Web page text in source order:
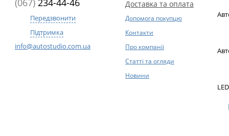
(067) 234-44-46
Передзвонити
Підтримка
info@autostudio.com.ua
Доставка та оплата
Допомога покупцю
Контакти
Про компанії
Статті та огляди
Новини